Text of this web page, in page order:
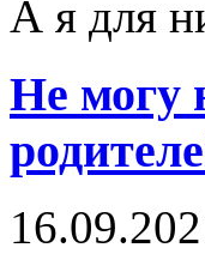
А я для
Не могу